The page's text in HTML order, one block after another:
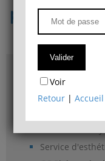
Accès & plans
Bibliothèque
Service
Voir
Retour |Accueil